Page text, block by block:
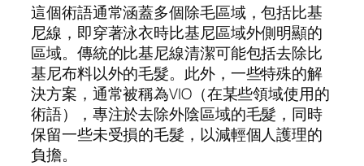
這個術語通常涵蓋多個除毛區域，包括比基
尼線，即穿著泳衣時比基尼區域外側明顯的
區域。傳統的比基尼線清潔可能包括去除比
基尼布料以外的毛髮。此外，一些特殊的解
決方案，通常被稱為VIO（在某些領域使用的
術語），專注於去除外陰區域的毛髮，同時
保留一些未受損的毛髮，以減輕個人護理的
負擔。